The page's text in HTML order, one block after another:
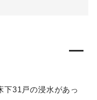
下31戸の浸水があっ